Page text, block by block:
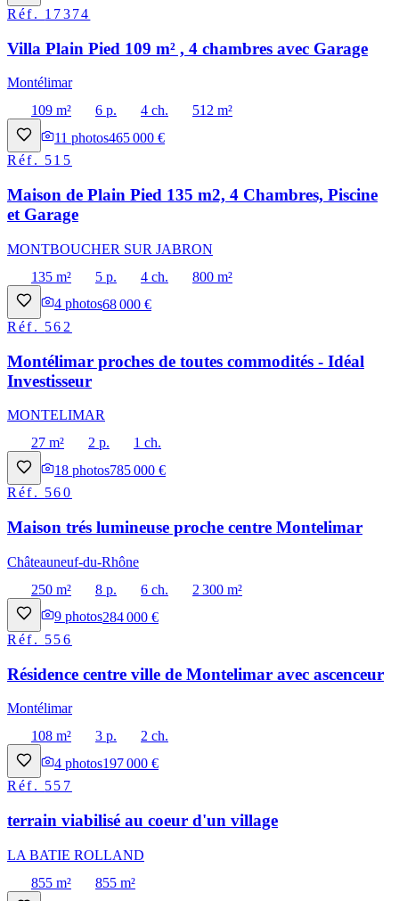
Réf. 17374
Villa Plain Pied 109 m² , 4 chambres avec Garage
Montélimar
109 m²
6 p. 4 ch.
512 m²
11 photos465 000 €
Réf. 515
Maison de Plain Pied 135 m2, 4 Chambres, Piscine
et Garage
MONTBOUCHER SUR JABRON
135 m²
5 p. 4 ch.
800 m²
4 photos68 000 €
Réf. 562
Montélimar proches de toutes commodités - Idéal
Investisseur
MONTELIMAR
27 m²
2 p.
1 ch.
18 photos785 000 €
Réf. 560
Maison trés lumineuse proche centre Montelimar
Châteauneuf-du-Rhône
250 m²
8 p. 6 ch.
2 300 m²
9 photos284 000 €
Réf. 556
Résidence centre ville de Montelimar avec ascenceur
Montélimar
108 m²
3 p.
2 ch.
4 photos197 000 €
Réf. 557
terrain viabilisé au coeur d'un village
LA BATIE ROLLAND
855 m²
855 m²